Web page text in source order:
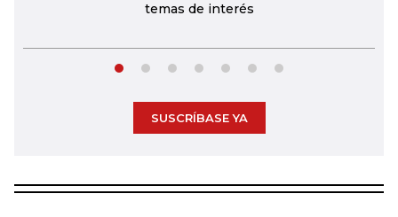
temas de interés
SUSCRÍBASE YA